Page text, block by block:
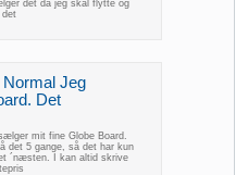
det da jeg skal flytte og
det
Normal Jeg
Det
mit fine Globe Board.
det 5 gange, så det har kun
´næsten. I kan altid skrive